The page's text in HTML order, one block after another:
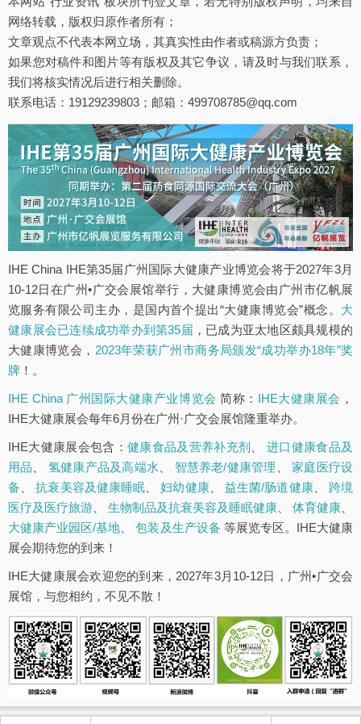
网络转载，版权归原作者所有；
文章观点不代表本网立场，其真实性由作者或稿源方负责；
如果您对稿件和图片等有版权及其它争议，请及时与我们联系，
我们将核实情况后进行相关删除。
联系电话：19129239803；邮箱：499708785@qq.com
IHE China IHE第35届广州国际大健康产业博览会将于2027年3月
10-12日在广州•广交会展馆举行，大健康博览会由广州市亿帆展
览服务有限公司主办，是国内首个提出“大健康博览会”概念。 大
健康展会已连续成功举办到第35届 ，已成为亚太地区颇具规模的
大健康博览会， 2023年荣获广州市商务局颁发“成功举办18年”奖
牌 ！。
IHE China 广州国际大健康产业博览会 简称： IHE大健康展会 ，
IHE大健康展会每年6月份在广州·广交会展馆隆重举办。
IHE大健康展会包含： 健康食品及营养补充剂 、进口健康食品及
用品
氢健康产品及高端水 智慧养老/健康管理 、家庭医疗设
备 、抗衰美容及健康睡眠 、妇幼健康、 益生菌/肠道健康、 跨境
医疗及医疗旅游
生物制品及抗衰美容及睡眠健康 体育健康
大健康产业园区/基地 、包装及生产设备 等展览专区。IHE大健康
展会期待您的到来！
IHE大健康展会欢迎您的到来，2027年3月10-12日，广州•广交会
展馆，与您相约，不见不散！